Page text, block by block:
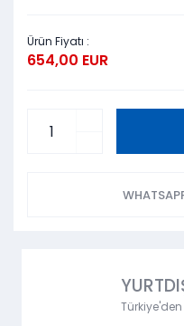
Ürün Fiyatı :
654,00 EUR
Türkiye'den